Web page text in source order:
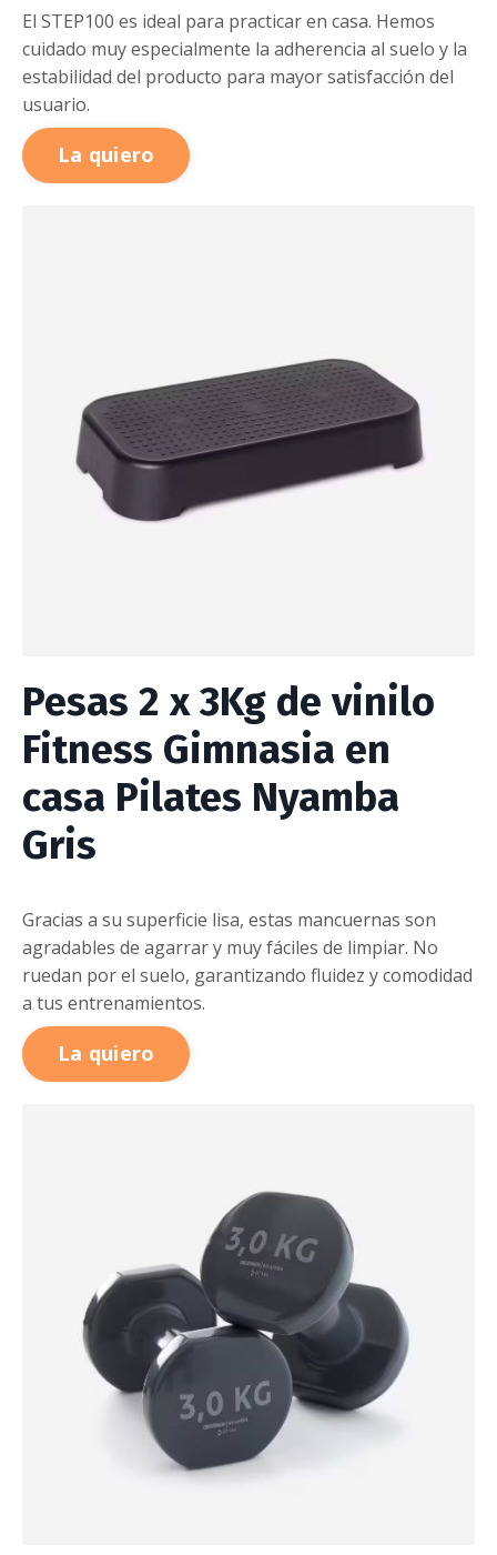
El STEP100 es ideal para practicar en casa. Hemos
cuidado muy especialmente la adherencia al suelo y la
estabilidad del producto para mayor satisfacción del
usuario.
La quiero
Pesas 2 x 3Kg de vinilo
Fitness Gimnasia en
casa Pilates Nyamba
Gris
Gracias a su superficie lisa, estas mancuernas son
agradables de agarrar y muy fáciles de limpiar. No
ruedan por el suelo, garantizando fluidez y comodidad
a tus entrenamientos.
La quiero